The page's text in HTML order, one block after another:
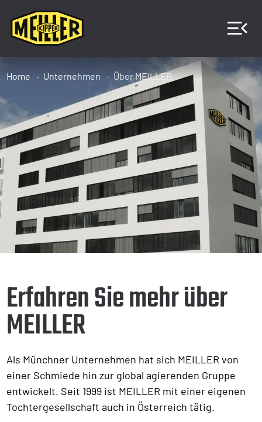
Home Unternehmen Über MEILLER
Erfahren Sie mehr über
MEILLER
Als Münchner Unternehmen hat sich MEILLER von
einer Schmiede hin zur global agierenden Gruppe
entwickelt. Seit 1999 ist MEILLER mit einer eigenen
Tochtergesellschaft auch in Österreich tätig.